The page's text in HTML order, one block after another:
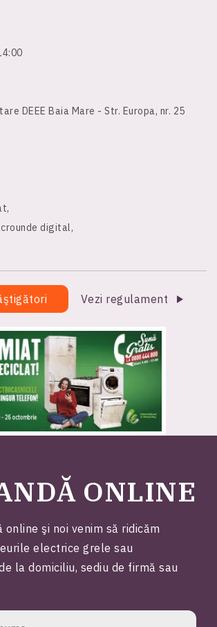
DEEE Baia Mare - Str. Europa, nr. 25
digital,
Vezi regulament
ONLINE
online şi noi venim să ridicăm
electrice grele sau
la domiciliu, sediu de firmă sau